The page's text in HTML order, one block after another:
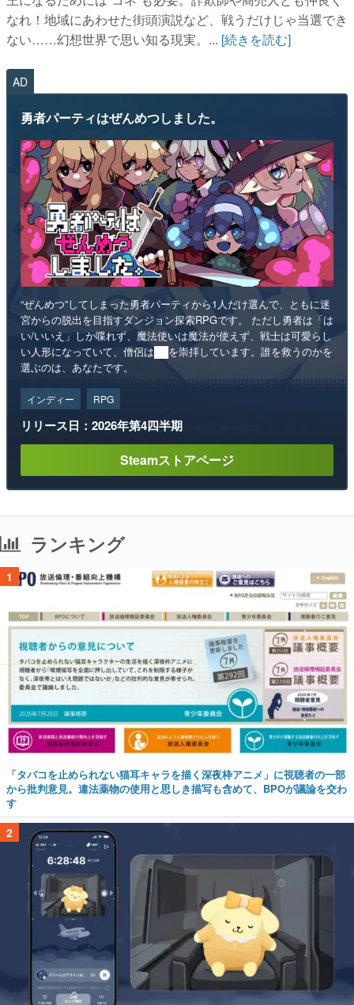
なれ！地域にあわせた街頭演説など、戦うだけじゃ当選でき
ない……幻想世界で思い知る現実。... [続きを読む]
AD
勇者パーティはぜんめつしました。
“ぜんめつ”してしまった勇者パーティから1人だけ選んで、ともに迷
宮からの脱出を目指すダンジョン探索RPGです。 ただし勇者は「は
い/いいえ」しか喋れず、魔法使いは魔法が使えず、戦士は可愛らし
い人形になっていて、僧侶は██を崇拝しています。誰を救うのかを
選ぶのは、あなたです。
インディー RPG
リリース日：2026年第4四半期
Steamストアページ
ランキング
1
「タバコを止められない猫耳キャラを描く深夜枠アニメ」に視聴者の一部
から批判意見。違法薬物の使用と思しき描写も含めて、BPOが議論を交わ
す
2